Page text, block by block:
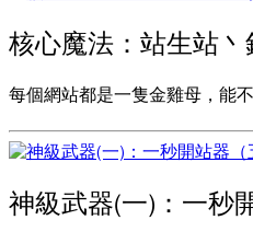
核心魔法：站生站丶
每個網站都是一隻金雞母，能
神級武器(一)：一秒